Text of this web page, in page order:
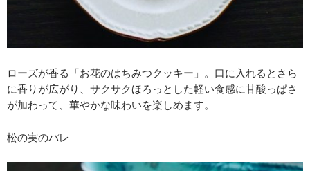
ローズが香る「お花のはちみつクッキー」。口に入れるとさら
に香りが広がり、サクサクほろっとした軽い食感に甘酸っぱさ
が加わって、華やかな味わいを楽しめます。
松の実のパレ